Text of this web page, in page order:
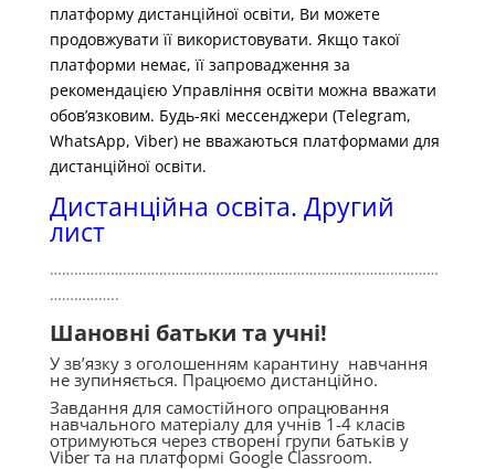
платформу дистанційної освіти, Ви можете
продовжувати її використовувати. Якщо такої
платформи немає, її запровадження за
рекомендацією Управління освіти можна вважати
обов’язковим. Будь-які мессенджери (Telegram,
WhatsApp, Viber) не вважаються платформами для
дистанційної освіти.
Дистанційна освіта. Другий
лист
……………………………………………………………………………………
……………..
Шановні батьки та учні!
У зв’язку з оголошенням карантину навчання
не зупиняється. Працюємо дистанційно.
Завдання для самостійного опрацювання
навчального матеріалу для учнів 1-4 класів
отримуються через створені групи батьків у
Viber та на платформі Google Classroom.